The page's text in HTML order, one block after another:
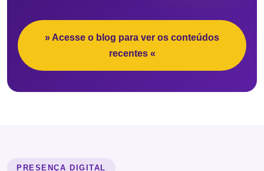
» Acesse o blog para ver os conteúdos
recentes «
PRESENÇA DIGITAL